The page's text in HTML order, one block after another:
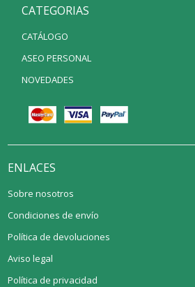
CATEGORIAS
CATÁLOGO
ASEO PERSONAL
NOVEDADES
ENLACES
Sobre nosotros
Condiciones de envío
Política de devoluciones
Aviso legal
Política de privacidad